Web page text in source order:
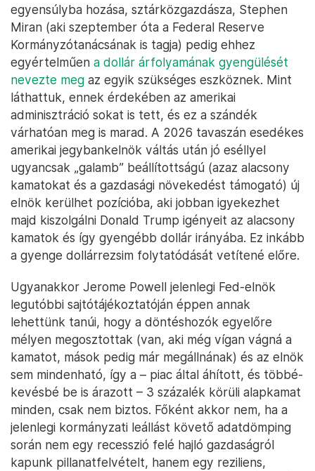
egyensúlyba hozása, sztárközgazdásza, Stephen
Miran (aki szeptember óta a Federal Reserve
Kormányzótanácsának is tagja) pedig ehhez
egyértelműen a dollár árfolyamának gyengülését
nevezte meg az egyik szükséges eszköznek. Mint
láthattuk, ennek érdekében az amerikai
adminisztráció sokat is tett, és ez a szándék
várhatóan meg is marad. A 2026 tavaszán esedékes
amerikai jegybankelnök váltás után jó eséllyel
ugyancsak „galamb” beállítottságú (azaz alacsony
kamatokat és a gazdasági növekedést támogató) új
elnök kerülhet pozícióba, aki jobban igyekezhet
majd kiszolgálni Donald Trump igényeit az alacsony
kamatok és így gyengébb dollár irányába. Ez inkább
a gyenge dollárrezsim folytatódását vetítené előre.
Ugyanakkor Jerome Powell jelenlegi Fed-elnök
legutóbbi sajtótájékoztatóján éppen annak
lehettünk tanúi, hogy a döntéshozók egyelőre
mélyen megosztottak (van, aki még vígan vágná a
kamatot, mások pedig már megállnának) és az elnök
sem mindenható, így a – piac által áhított, és többé-
kevésbé be is árazott – 3 százalék körüli alapkamat
minden, csak nem biztos. Főként akkor nem, ha a
jelenlegi kormányzati leállást követő adatdömping
során nem egy recesszió felé hajló gazdaságról
kapunk pillanatfelvételt, hanem egy reziliens,